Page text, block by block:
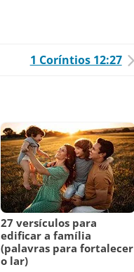
1 Coríntios 12:27
27 versículos para
edificar a família
(palavras para fortalecer
o lar)